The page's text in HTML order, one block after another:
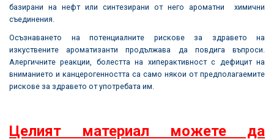
базирани на нефт или синтезирани от него ароматни химични
съединения.
Осъзнаването на потенциалните рискове за здравето на
изкуствените ароматизанти продължава да повдига въпроси.
Алергичните реакции, болестта на хиперактивност с дефицит на
вниманието и канцерогенността са само някои от предполагаемите
рискове за здравето от употребата им.
Целият материал можете да